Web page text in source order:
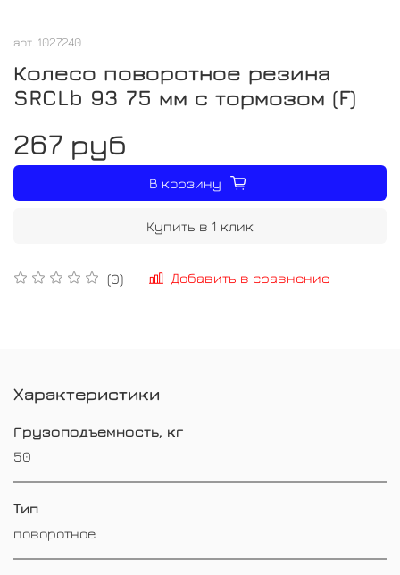
арт. 1027240
Колесо поворотное резина
SRCLb 93 75 мм с тормозом (F)
(0) Добавить в сравнение
267 руб
В корзину
Купить в 1 клик
Характеристики
Грузоподъемность, кг
50
Тип
поворотное